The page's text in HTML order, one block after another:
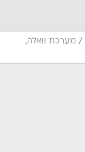
/ מערכת וואלה,